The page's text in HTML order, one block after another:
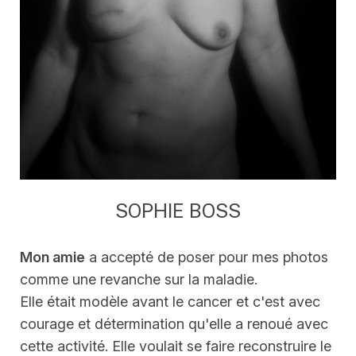
SOPHIE BOSS
Mon amie a accepté de poser pour mes photos
comme une revanche sur la maladie.
Elle était modèle avant le cancer et c'est avec
courage et détermination qu'elle a renoué avec
cette activité. Elle voulait se faire reconstruire le